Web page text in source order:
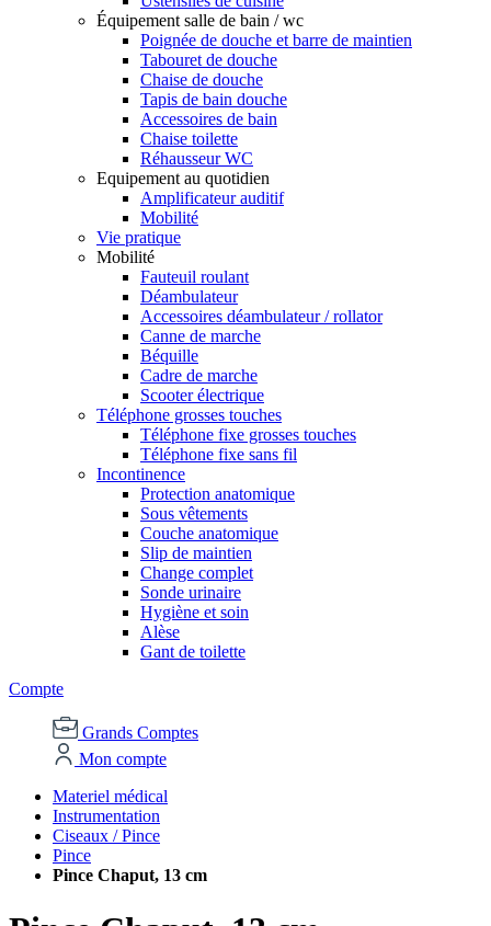
Équipement salle de bain / wc
Poignée de douche et barre de maintien
Tabouret de douche
Chaise de douche
Tapis de bain douche
Accessoires de bain
Chaise toilette
Réhausseur WC
Equipement au quotidien
Amplificateur auditif
Mobilité
Vie pratique
Mobilité
Fauteuil roulant
Déambulateur
Accessoires déambulateur / rollator
Canne de marche
Béquille
Cadre de marche
Scooter électrique
Téléphone grosses touches
Téléphone fixe grosses touches
Téléphone fixe sans fil
Incontinence
Protection anatomique
Sous vêtements
Couche anatomique
Slip de maintien
Change complet
Sonde urinaire
Hygiène et soin
Alèse
Gant de toilette
Compte
Grands Comptes
Mon compte
Materiel médical
Instrumentation
Ciseaux / Pince
Pince
Pince Chaput, 13 cm